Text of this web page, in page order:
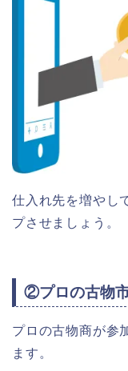
仕入れ先を増やし
プさせましょう。
②プロの古物
プロの古物商が参
ます。